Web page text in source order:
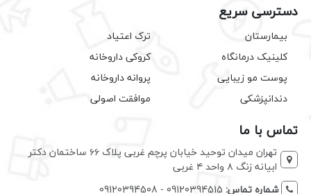
دسترسی سریع
بیمارستان
کلینیک درمانگاه
پوست مو زیبایی
دندانپزشکی
ترک اعتیاد
کروکی داروخانه
پروانه داروخانه
موافقت اصولی
تماس با ما
تهران میدان توحید خیابان پرچم غربی پلاک ۶۶ ساختمان دکتر
ابیانه زنگ ۸ واحد ۴ غربی
شماره تماس: 09120394515 - 09120394508